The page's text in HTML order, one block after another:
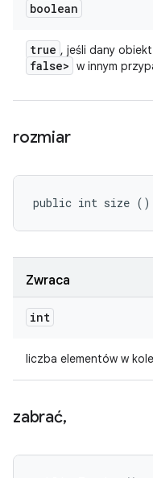
boolean
true , jeśli dany
false> w innym
rozmiar
public int size ()
Zwraca
int
liczba elementów w
zabrać,